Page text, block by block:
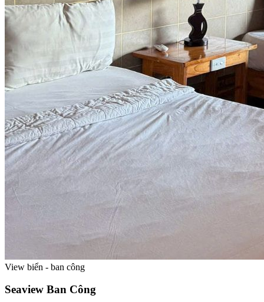
View biển - ban công
Seaview Ban Công